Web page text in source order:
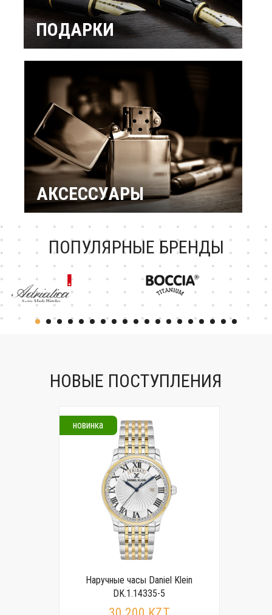
ПОДАРКИ
Повод / Событие
Зодиака
Подарок ребенку
Подарки по
профессиям и
увлечениям
Подарочный
сертификат
АКСЕССУАРЫ
ПОПУЛЯРНЫЕ БРЕНДЫ
НОВЫЕ ПОСТУПЛЕНИЯ
новинка
Наручные часы Daniel Klein
DK.1.14335-5